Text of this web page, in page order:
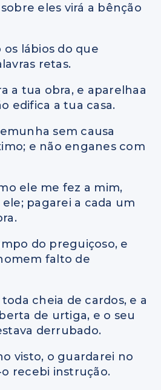
eles virá a bênção
os lábios do que
retas.
a tua obra, e aparelhaa
edifica a tua casa.
sem causa
e não enganes com
ele me fez a mim,
pagarei a cada um
do preguiçoso, e
falto de
toda cheia de cardos, e a
de urtiga, e o seu
derrubado.
visto, o guardarei no
recebi instrução.